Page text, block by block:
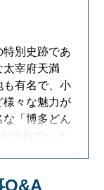
別史跡であ
太宰府天満
も有名で、小
様々な魅力が
「博多どん
訪れていま
リティーワ
Q&A